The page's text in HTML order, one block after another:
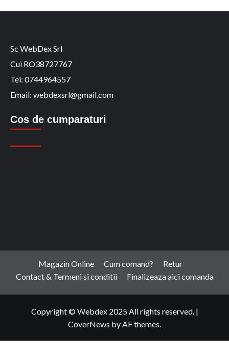
Sc WebDex Srl
Cui RO38727767
Tel: 0744964557
Email: webdexsrl@gmail.com
Cos de cumparaturi
Magazin Online Cum comand?
Retur
Contact & Termeni si conditii
Finalizeaza aici comanda
Copyright © Webdex 2025 All rights reserved. |
CoverNews by AF themes.